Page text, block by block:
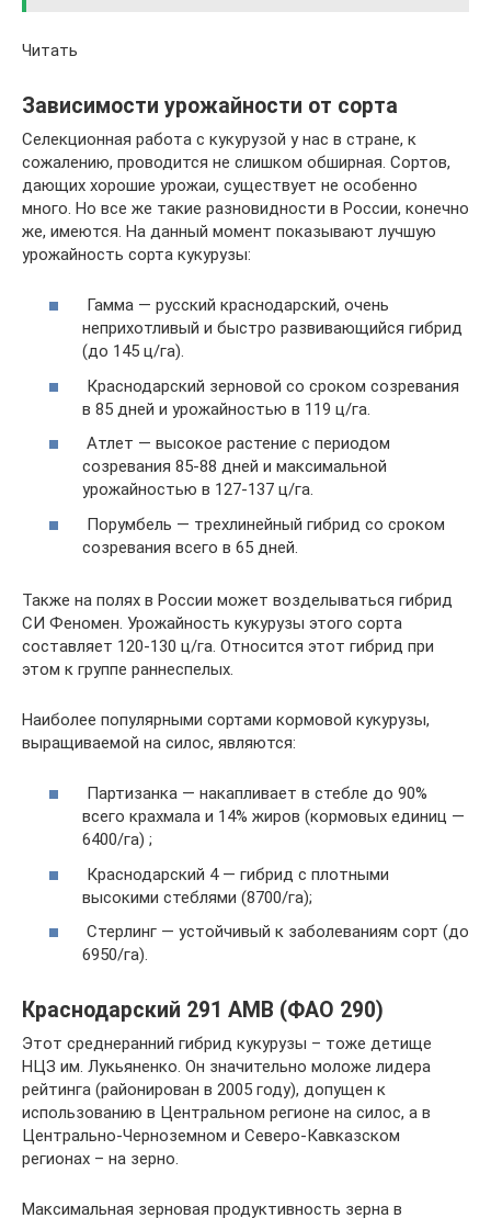
Читать
Зависимости урожайности от сорта
Селекционная работа с кукурузой у нас в стране, к
сожалению, проводится не слишком обширная. Сортов,
дающих хорошие урожаи, существует не особенно
много. Но все же такие разновидности в России, конечно
же, имеются. На данный момент показывают лучшую
урожайность сорта кукурузы:
Гамма — русский краснодарский, очень
неприхотливый и быстро развивающийся гибрид
(до 145 ц/га).
Краснодарский зерновой со сроком созревания
в 85 дней и урожайностью в 119 ц/га.
Атлет — высокое растение с периодом
созревания 85-88 дней и максимальной
урожайностью в 127-137 ц/га.
Порумбель — трехлинейный гибрид со сроком
созревания всего в 65 дней.
Также на полях в России может возделываться гибрид
СИ Феномен. Урожайность кукурузы этого сорта
составляет 120-130 ц/га. Относится этот гибрид при
этом к группе раннеспелых.
Наиболее популярными сортами кормовой кукурузы,
выращиваемой на силос, являются:
Партизанка — накапливает в стебле до 90%
всего крахмала и 14% жиров (кормовых единиц —
6400/га) ;
Краснодарский 4 — гибрид с плотными
высокими стеблями (8700/га);
Стерлинг — устойчивый к заболеваниям сорт (до
6950/га).
Краснодарский 291 АМВ (ФАО 290)
Этот среднеранний гибрид кукурузы – тоже детище
НЦЗ им. Лукьяненко. Он значительно моложе лидера
рейтинга (районирован в 2005 году), допущен к
использованию в Центральном регионе на силос, а в
Центрально-Черноземном и Северо-Кавказском
регионах – на зерно.
Максимальная зерновая продуктивность зерна в